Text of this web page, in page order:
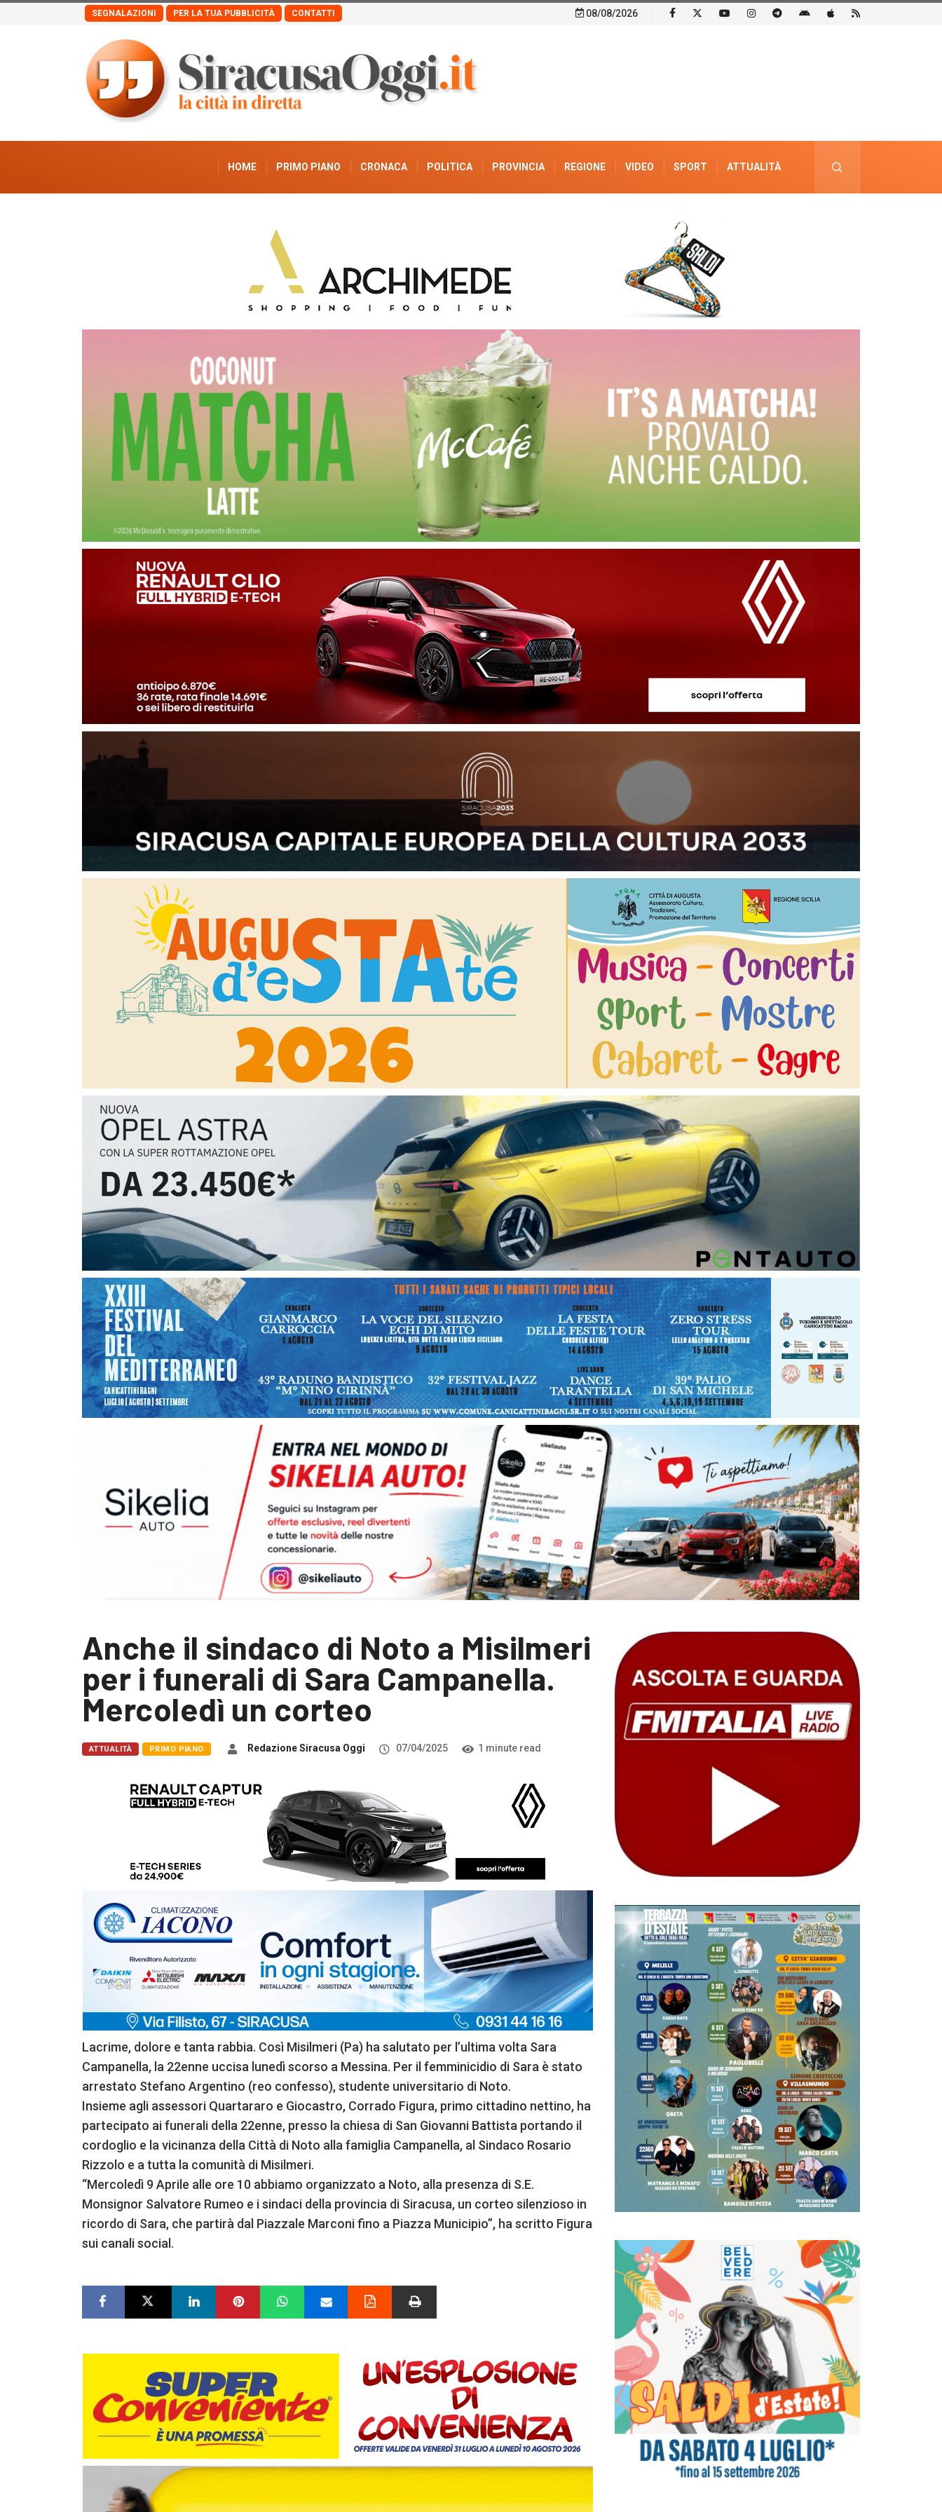
SEGNALAZIONI PER LA TUA PUBBLICITÀ CONTATTI 08/08/2026
HOME PRIMO PIANO CRONACA POLITICA PROVINCIA REGIONE VIDEO SPORT ATTUALITÀ
PUBBLICITÀ ELETTORALE
Anche il sindaco di Noto a Misilmeri
per i funerali di Sara Campanella.
Mercoledì un corteo
ATTUALITÀ PRIMO PIANO Redazione Siracusa Oggi 07/04/2025 1 minute read
Lacrime, dolore e tanta rabbia. Così Misilmeri (Pa) ha salutato per l’ultima volta Sara
Campanella, la 22enne uccisa lunedì scorso a Messina. Per il femminicidio di Sara è stato
arrestato Stefano Argentino (reo confesso), studente universitario di Noto.
Insieme agli assessori Quartararo e Giocastro, Corrado Figura, primo cittadino nettino, ha
partecipato ai funerali della 22enne, presso la chiesa di San Giovanni Battista portando il
cordoglio e la vicinanza della Città di Noto alla famiglia Campanella, al Sindaco Rosario
Rizzolo e a tutta la comunità di Misilmeri.
“Mercoledì 9 Aprile alle ore 10 abbiamo organizzato a Noto, alla presenza di S.E.
Monsignor Salvatore Rumeo e i sindaci della provincia di Siracusa, un corteo silenzioso in
ricordo di Sara, che partirà dal Piazzale Marconi fino a Piazza Municipio”, ha scritto Figura
sui canali social.